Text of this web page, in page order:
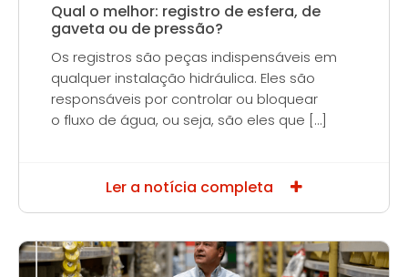
Qual o melhor: registro de esfera, de
gaveta ou de pressão?
Os registros são peças indispensáveis em
qualquer instalação hidráulica. Eles são
responsáveis por controlar ou bloquear
o fluxo de água, ou seja, são eles que […]
Ler a notícia completa